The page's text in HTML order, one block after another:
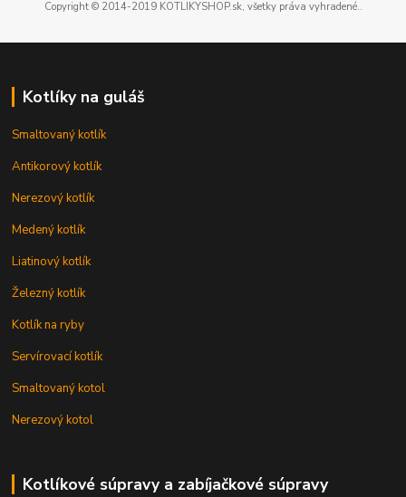
Copyright © 2014-2019 KOTLIKYSHOP.sk, všetky práva vyhradené..
Kotlíky na guláš
Smaltovaný kotlík
Antikorový kotlík
Nerezový kotlík
Medený kotlík
Liatinový kotlík
Železný kotlík
Kotlík na ryby
Servírovací kotlík
Smaltovaný kotol
Nerezový kotol
Kotlíkové súpravy a zabíjačkové súpravy